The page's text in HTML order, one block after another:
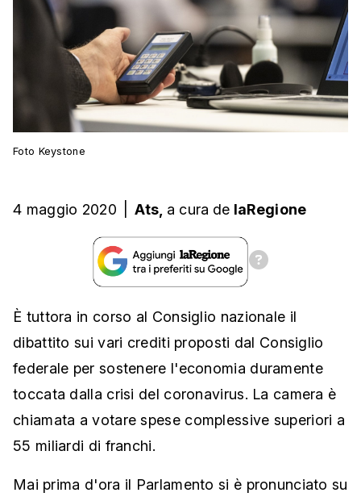
Foto Keystone
4 maggio 2020 Ats, a cura de laRegione
È tuttora in corso al Consiglio nazionale il
dibattito sui vari crediti proposti dal Consiglio
federale per sostenere l'economia duramente
toccata dalla crisi del coronavirus. La camera è
chiamata a votare spese complessive superiori a
55 miliardi di franchi.
Mai prima d'ora il Parlamento si è pronunciato su